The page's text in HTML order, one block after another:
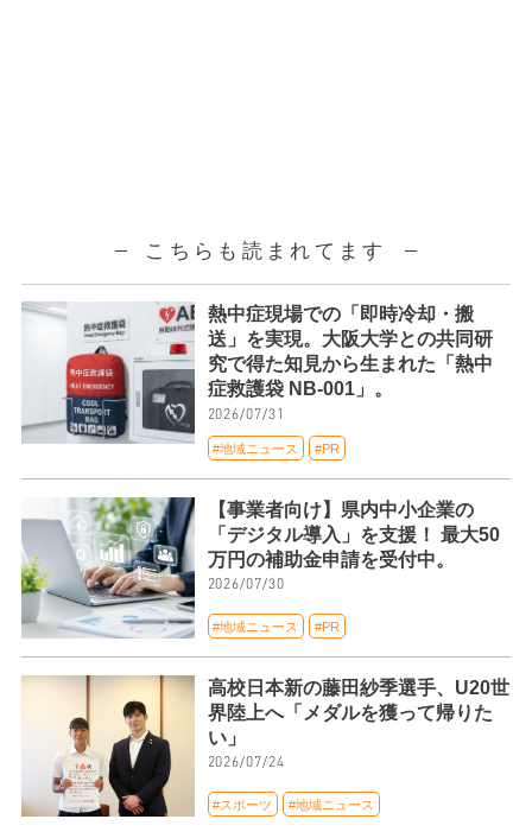
こちらも読まれてます
熱中症現場での「即時冷却・搬
送」を実現。大阪大学との共同研
究で得た知見から生まれた「熱中
症救護袋 NB-001」。
2026/07/31
#地域ニュース #PR
【事業者向け】県内中小企業の
「デジタル導入」を支援！ 最大50
万円の補助金申請を受付中。
2026/07/30
#地域ニュース #PR
高校日本新の藤田紗季選手、U20世
界陸上へ「メダルを獲って帰りた
い」
2026/07/24
#スポーツ #地域ニュース